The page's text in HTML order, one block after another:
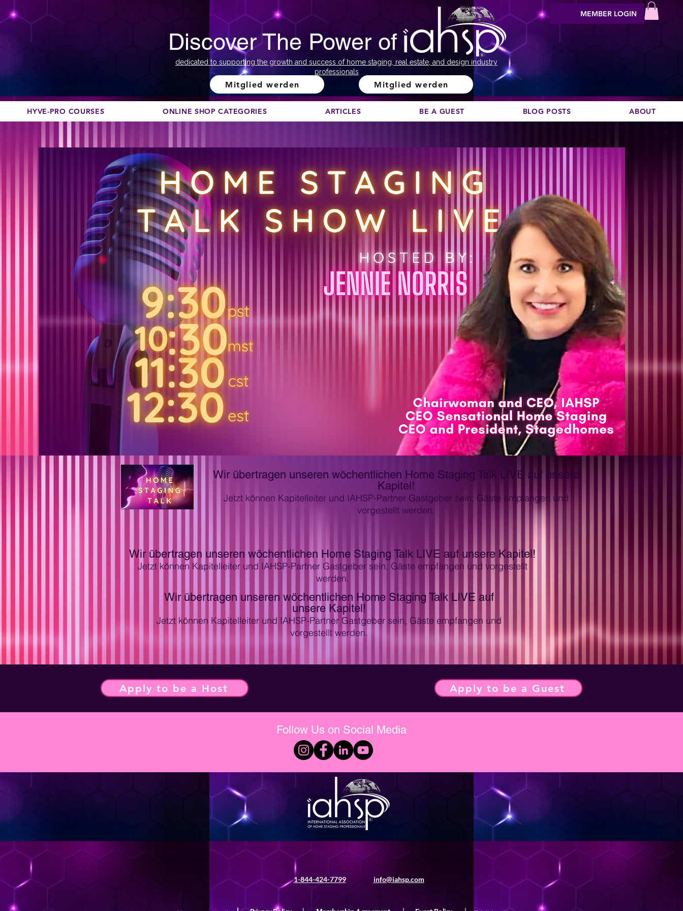
Discover The Power of
dedicated to supporting the growth and success of home staging, real estate, and design industry
professionals
Mitglied werden Mitglied werden
MEMBER LOGIN
HYVE-PRO COURSES ONLINE SHOP CATEGORIES ARTICLES BE A GUEST BLOG POSTS ABOUT
Wir übertragen unseren wöchentlichen Home Staging Talk LIVE auf unsere
Kapitel!
Jetzt können Kapitelleiter und IAHSP-Partner Gastgeber sein, Gäste empfangen und
vorgestellt werden.
Wir übertragen unseren wöchentlichen Home Staging Talk LIVE auf unsere Kapitel!
Jetzt können Kapitelleiter und IAHSP-Partner Gastgeber sein, Gäste empfangen und vorgestellt
werden.
Wir übertragen unseren wöchentlichen Home Staging Talk LIVE auf
unsere Kapitel!
Jetzt können Kapitelleiter und IAHSP-Partner Gastgeber sein, Gäste empfangen und
vorgestellt werden.
Apply to be a Host Apply to be a Guest
Follow Us on Social Media
1-844-424-7799 info@iahsp.com